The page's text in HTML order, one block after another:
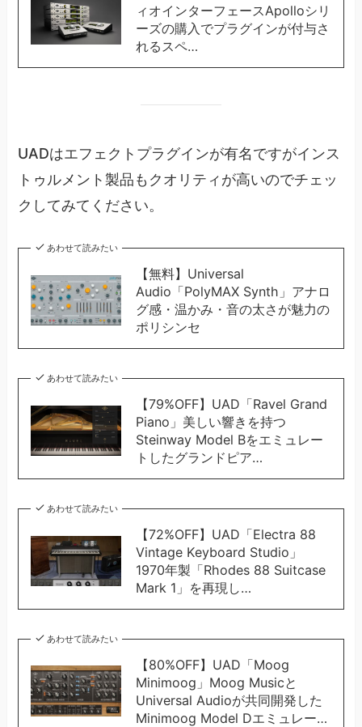
ィオインターフェースApolloシリ
ーズの購入でプラグインが付与さ
れるスペ…
UADはエフェクトプラグインが有名ですがインス
トゥルメント製品もクオリティが高いのでチェッ
クしてみてください。
あわせて読みたい
【無料】Universal
Audio「PolyMAX Synth」アナロ
グ感・温かみ・音の太さが魅力の
ポリシンセ
あわせて読みたい
【79%OFF】UAD「Ravel Grand
Piano」美しい響きを持つ
Steinway Model Bをエミュレー
トしたグランドピア…
あわせて読みたい
【72%OFF】UAD「Electra 88
Vintage Keyboard Studio」
1970年製「Rhodes 88 Suitcase
Mark 1」を再現し…
あわせて読みたい
【80%OFF】UAD「Moog
Minimoog」Moog Musicと
Universal Audioが共同開発した
Minimoog Model Dエミュレー…